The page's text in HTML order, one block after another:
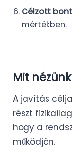
Célzott
mértékben.
Mit
A javítás
részt
hogy a
működjön.